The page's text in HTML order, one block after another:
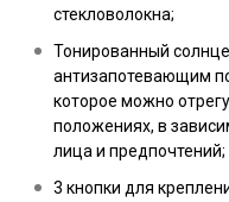
стекловолокна;
Тонированный
антизапотевающим
которое можно
положениях, в
лица и предпочтений;
3 кнопки для